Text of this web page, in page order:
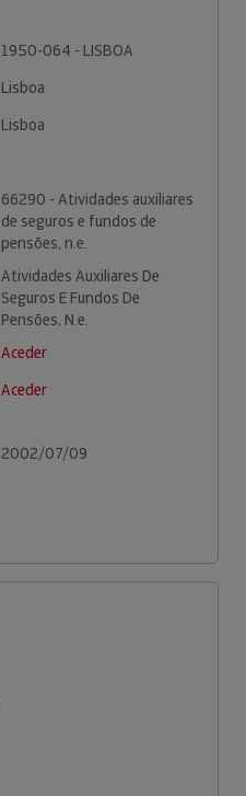
1950-064 - LISBOA
Lisboa
Lisboa
66290 - Atividades auxiliares
de seguros e fundos de
pensões, n.e.
Atividades Auxiliares De
Seguros E Fundos De
Pensões, N.e.
Aceder
Aceder
2002/07/09